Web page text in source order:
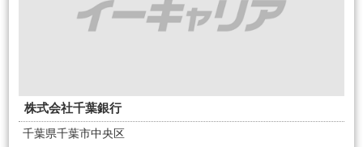
株式会社千葉銀行
千葉県千葉市中央区